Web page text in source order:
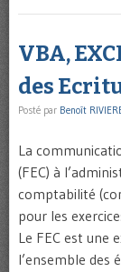
VBA,
des
Posté par Benoît
La
(FEC) à
comptabilité
pour les
Le FEC est une
l’ensemble des